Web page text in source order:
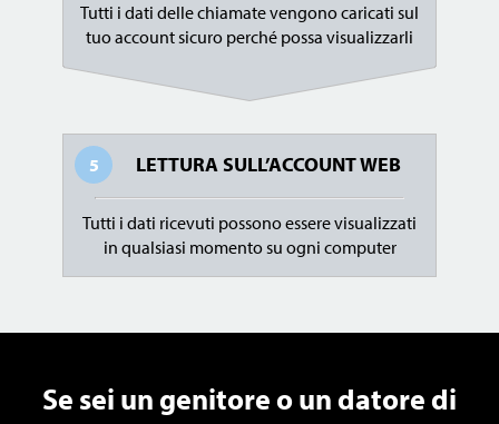
Tutti i dati delle chiamate vengono caricati sul
tuo account sicuro perché possa visualizzarli
5 LETTURA SULL’ACCOUNT WEB
Tutti i dati ricevuti possono essere visualizzati
in qualsiasi momento su ogni computer
Se sei un genitore o un datore di